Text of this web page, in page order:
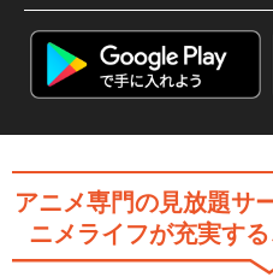
アニメ専門の見放題サ
ニメライフが充実す